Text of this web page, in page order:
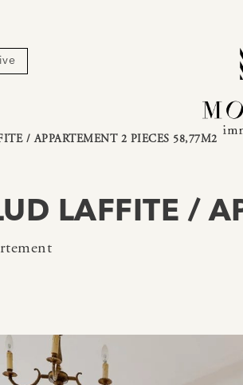
/ APPARTEMENT 2 PIECES 58,77M2
LAFFITE /